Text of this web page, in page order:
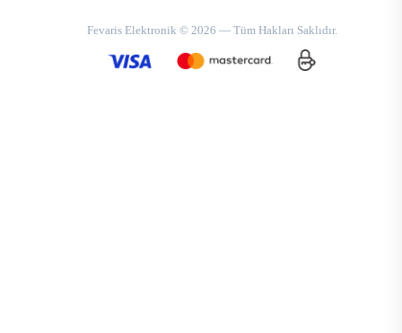
Fevaris Elektronik © 2026 — Tüm Hakları Saklıdır.